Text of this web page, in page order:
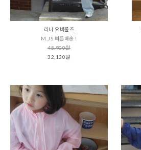
리니 오버롤즈
M,JS 빠른배송 !
45,900원
32,130원